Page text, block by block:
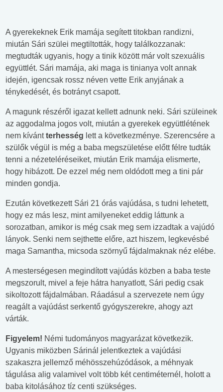
A gyerekeknek Erik mamája segített titokban randizni,
miután Sári szülei megtiltották, hogy találkozzanak:
megtudták ugyanis, hogy a tinik között már volt szexuális
együttlét. Sári mamája, aki maga is tinianya volt annak
idején, igencsak rossz néven vette Erik anyjának a
ténykedését, és botrányt csapott.
A magunk részéről igazat kellett adnunk neki. Sári szüleinek
az aggodalma jogos volt, miután a gyerekek együttlétének
nem kívántterhesség lett a következménye. Szerencsére a
szülők végül is még a baba megszületése előtt félre tudták
tenni a nézeteléréseiket, miután Erik mamája elismerte,
hogy hibázott. De ezzel még nem oldódott meg a tini pár
minden gondja.
Ezután következett Sári 21 órás vajúdása, s tudni lehetett,
hogy ez más lesz, mint amilyeneket eddig láttunk a
sorozatban, amikor is még csak meg sem izzadtak a vajúdó
lányok. Senki nem sejthette előre, azt hiszem, legkevésbé
maga Samantha, micsoda szörnyű fájdalmaknak néz elébe.
A mesterségesen megindított vajúdás közben a baba teste
megszorult, mivel a feje hátra hanyatlott, Sári pedig csak
sikoltozott fájdalmában. Ráadásul a szervezete nem úgy
reagált a vajúdást serkentő gyógyszerekre, ahogy azt
várták.
Figyelem! Némi tudományos magyarázat következik.
Ugyanis miközben Sárinál jelentkeztek a vajúdási
szakaszra jellemző méhösszehúzódások, a méhnyak
tágulása alig valamivel volt több két centiméternél, holott a
baba kitolásához tíz centi szükséges.